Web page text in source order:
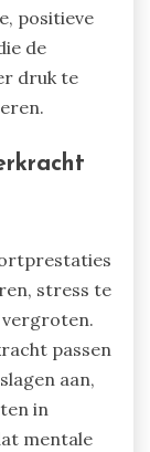
positieve
de
druk te
stress te
passen
aan,
in
mentale